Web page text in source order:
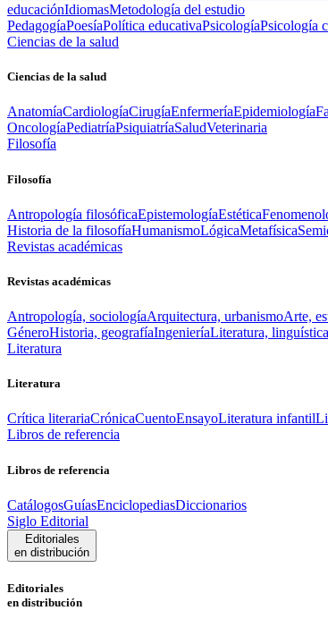
educaciónIdiomasMetodología del estudio
PedagogíaPoesíaPolítica educativaPsicologíaPsicología
Ciencias de la salud
Ciencias de la salud
AnatomíaCardiologíaCirugíaEnfermeríaEpidemiología
OncologíaPediatríaPsiquiatríaSaludVeterinaria
Filosofía
Filosofía
Antropología filosóficaEpistemologíaEstética
Historia de la filosofíaHumanismoLógicaMetafísica
Revistas académicas
Revistas académicas
Antropología, sociologíaArquitectura, urbanismoArte,
GéneroHistoria, geografíaIngenieríaLiteratura, linguística
Literatura
Literatura
Crítica literariaCrónicaCuentoEnsayoLiteratura infantil
Libros de referencia
Libros de referencia
CatálogosGuíasEnciclopediasDiccionarios
Siglo Editorial
Editoriales
en distribución
Editoriales
en distribución